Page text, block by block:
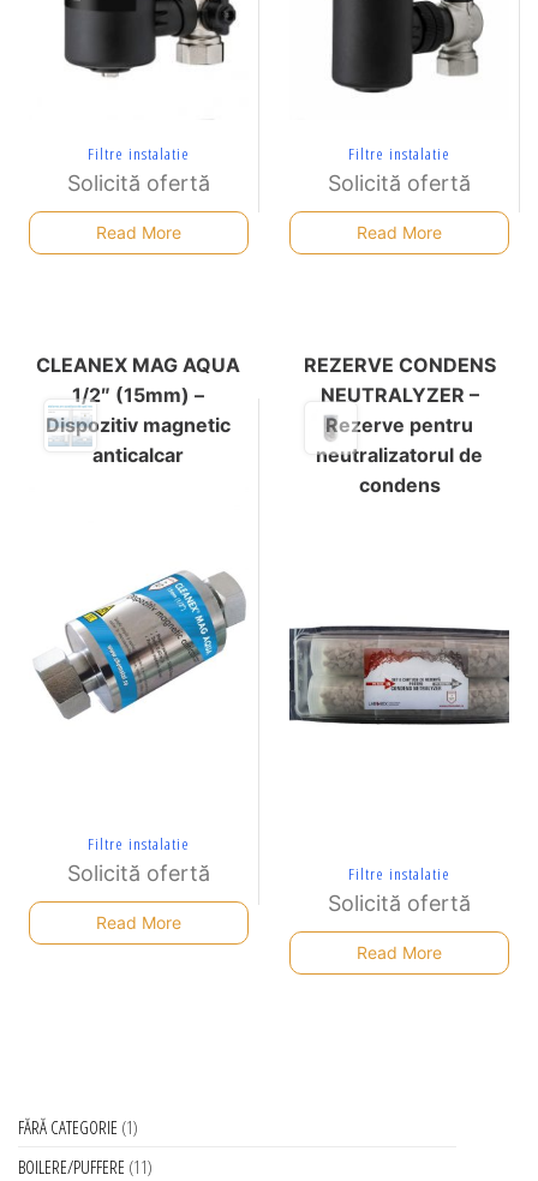
Filtre instalatie
Solicită ofertă
Read More
Filtre instalatie
Solicită ofertă
Read More
CLEANEX MAG AQUA
1/2″ (15mm) –
Dispozitiv magnetic
anticalcar
Filtre instalatie
Solicită ofertă
Read More
REZERVE CONDENS
NEUTRALYZER –
Rezerve pentru
neutralizatorul de
condens
Filtre instalatie
Solicită ofertă
Read More
FĂRĂ CATEGORIE 1
BOILERE/PUFFERE 11